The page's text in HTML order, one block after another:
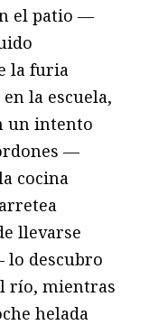
el patio —
la furia
la escuela,
un intento
—
cocina
llevarse
lo descubro
río, mientras
helada